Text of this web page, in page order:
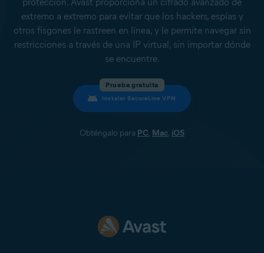
extremo a extremo para evitar que los hackers, espías y
otros fisgones le rastreen en línea, y le permite navegar sin
restricciones a través de una IP virtual, sin importar dónde
se encuentre.
Prueba gratuita
Instalar SecureLine VPN
Obténgalo para PC, Mac, iOS